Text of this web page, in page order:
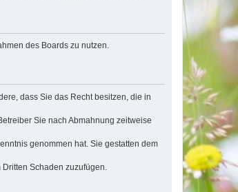
des Boards zu nutzen.
dass Sie das Recht besitzen, die in
Sie nach Abmahnung zeitweise
genommen hat. Sie gestatten dem
Schaden zuzufügen.